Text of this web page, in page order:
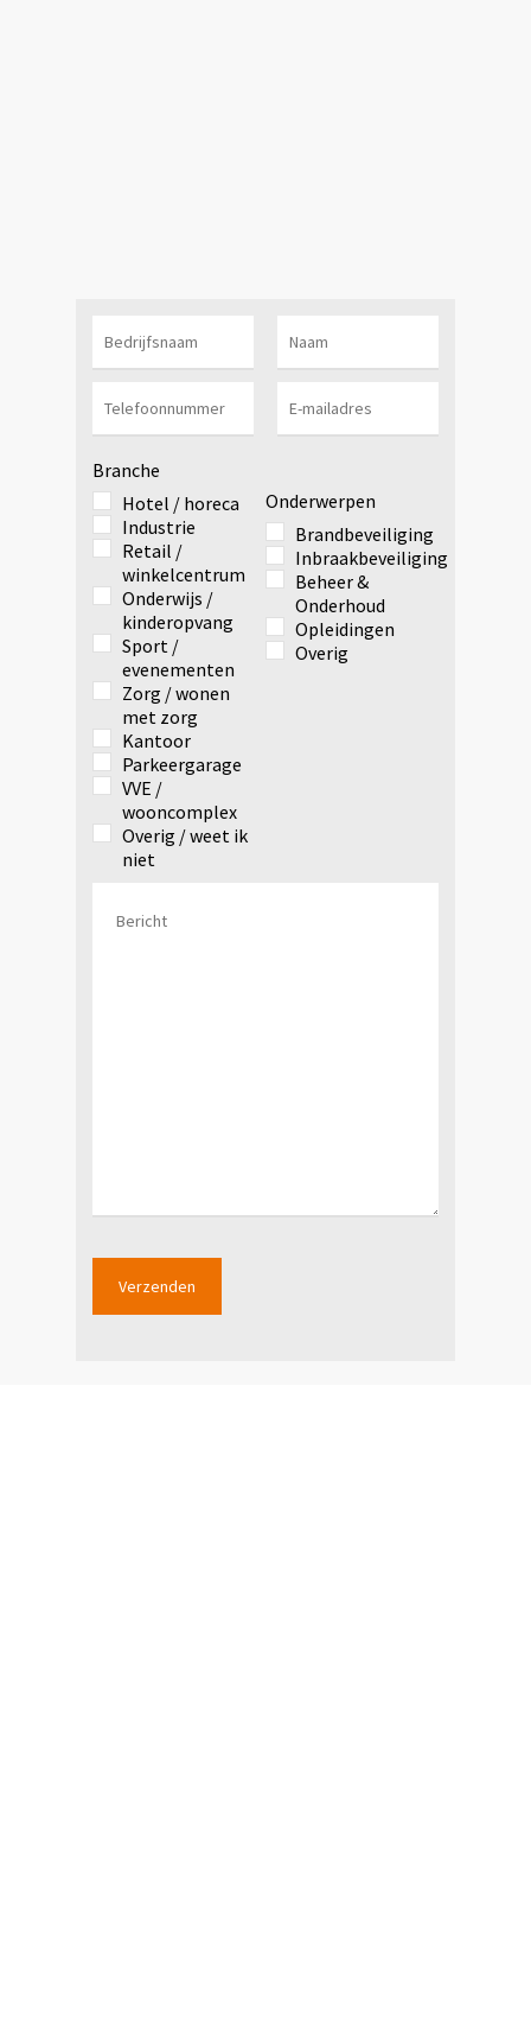
Branche
Hotel / horeca
Industrie
Retail /
winkelcentrum
Onderwijs /
kinderopvang
Sport /
evenementen
Zorg / wonen
met zorg
Kantoor
Parkeergarage
VVE /
wooncomplex
Overig / weet ik
niet
Onderwerpen
Brandbeveiliging
Inbraakbeveiliging
Beheer &
Onderhoud
Opleidingen
Overig